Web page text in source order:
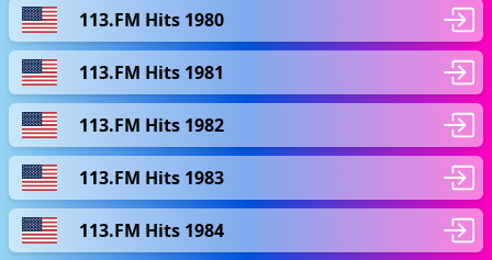
113.FM Hits 1980
113.FM Hits 1981
113.FM Hits 1982
113.FM Hits 1983
113.FM Hits 1984